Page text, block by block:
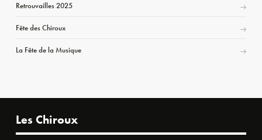
Retrouvailles 2025
Fête des Chiroux
La Fête de la Musique
Les Chiroux